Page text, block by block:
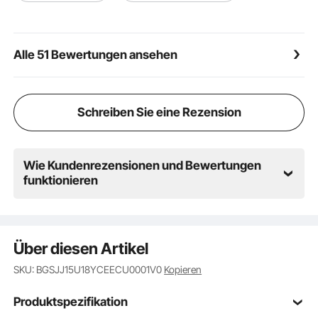
minimieren Sie Interferenzen und Kollisionen
Alle 51 Bewertungen ansehen
Schreiben Sie eine Rezension
Wie Kundenrezensionen und Bewertungen
funktionieren
Über diesen Artikel
SKU: BGSJJ15U18YCEECU0001V0 Kopieren
Produktspezifikation